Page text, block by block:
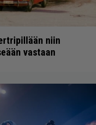
niin
vastaan